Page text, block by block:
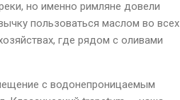
но именно римляне довели
пользоваться маслом во всех
где рядом с оливами
с водонепроницаемым